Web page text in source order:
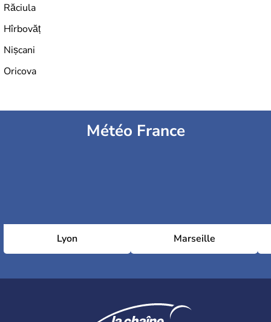
Răciula
Hîrbovăț
Nișcani
Oricova
Météo France
Lyon Marseille